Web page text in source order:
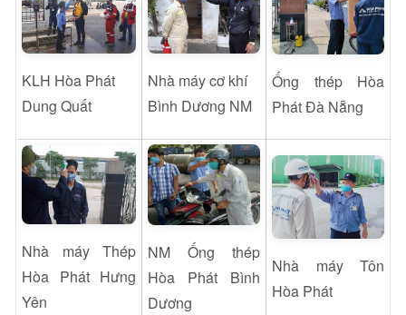
KLH Hòa Phát
Dung Quất
Nhà máy cơ khí
Bình Dương NM
Ống thép Hòa
Phát Đà Nẵng
Nhà máy Thép
Hòa Phát Hưng
Yên
NM Ống thép
Hòa Phát Bình
Dương
Nhà máy Tôn
Hòa Phát